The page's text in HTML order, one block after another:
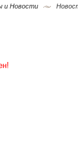
и Новости